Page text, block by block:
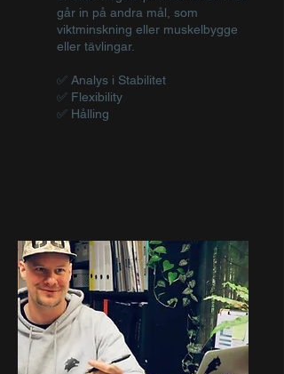
går in på andra mål, som
viktminskning eller muskelbygge
eller tävlingar.
✅ Analys i Stabilitet
✅ Flexibility
✅ Hålling